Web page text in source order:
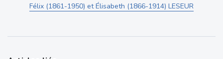
Félix (1861-1950) et Élisabeth (1866-1914) LESEUR